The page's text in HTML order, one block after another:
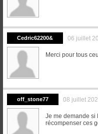
Cedric62200& 06 juillet
Merci pour tous
off_stone77 08 juillet
Je me demande si
récompenser ces